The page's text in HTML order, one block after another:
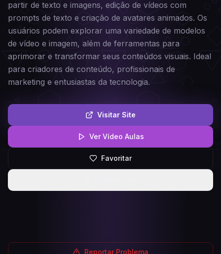
partir de texto e imagens, edição de vídeos com
prompts de texto e criação de avatares animados. Os
usuários podem explorar uma variedade de modelos
de vídeo e imagem, além de ferramentas para
aprimorar e transformar seus conteúdos visuais. Ideal
para criadores de conteúdo, profissionais de
marketing e entusiastas da tecnologia.
Visitar Site
Ver Vídeo Aulas
Favoritar
Reportar Problema